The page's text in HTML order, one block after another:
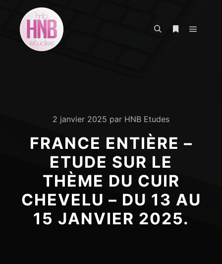
2 janvier 2025 par HNB Etudes
FRANCE ENTIÈRE –
ETUDE SUR LE
THÈME DU CUIR
CHEVELU – DU 13 AU
15 JANVIER 2025.